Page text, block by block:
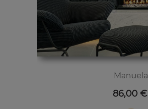
Manuela
Цена
86,00 €